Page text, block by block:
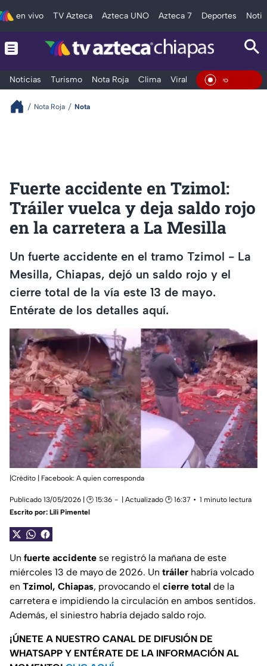
en vivo TV Azteca Azteca UNO Azteca 7 Deportes
Noticias Turismo Nota Roja Clima Viral y Tendencia En Vivo
Nota Roja Nota
Fuerte accidente en Tzimol:
Tráiler vuelca y deja saldo rojo
en la carretera a La Mesilla
Un fuerte accidente en el tramo Tzimol - La
Mesilla, Chiapas, dejó un saldo rojo y el
cierre total de la vía este 13 de mayo.
Entérate de los detalles aquí.
|Crédito | Facebook: A quien corresponda
Publicado 13/05/2026 | 🕑 15:36 | Actualizado 🕑 16:37
1 minuto lectura
Escrito por: Lili Pimentel
Un fuerte accidente se registró la mañana de este
miércoles 13 de mayo de 2026. Un tráiler habría volcado
en Tzimol, Chiapas, provocando el cierre total de la
carretera e impidiendo la circulación en ambos sentidos.
Además, el siniestro habría dejado saldo rojo.
¡ÚNETE A NUESTRO CANAL DE DIFUSIÓN DE
WHATSAPP Y ENTÉRATE DE LA INFORMACIÓN AL